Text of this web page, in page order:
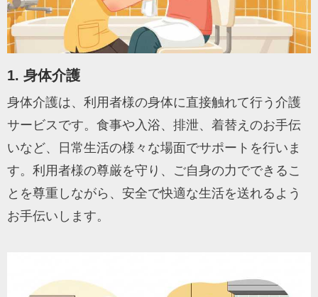
1. 身体介護
身体介護は、利用者様の身体に直接触れて行う介護
サービスです。食事や入浴、排泄、着替えのお手伝
いなど、日常生活の様々な場面でサポートを行いま
す。利用者様の尊厳を守り、ご自身の力でできるこ
とを尊重しながら、安全で快適な生活を送れるよう
お手伝いします。